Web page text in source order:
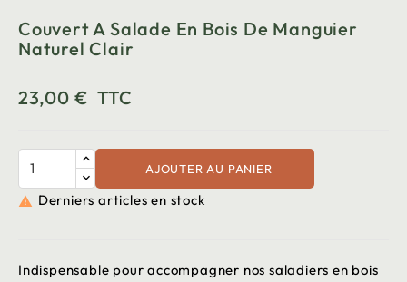
Couvert A Salade En Bois De Manguier
Naturel Clair
23,00 € TTC
AJOUTER AU PANIER
 Derniers articles en stock
Indispensable pour accompagner nos saladiers en bois